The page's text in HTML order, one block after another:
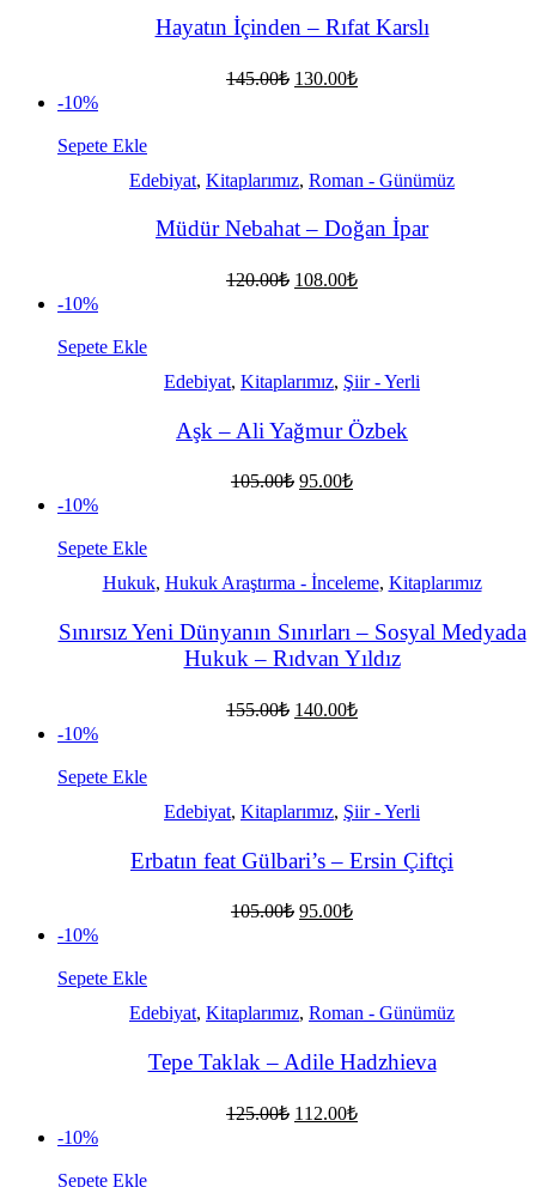
Hayatın İçinden – Rıfat Karslı
145.00₺ Orijinal
130.00₺Şu
-10%
Sepete Ekle
Edebiyat, Kitaplarımız, Roman - Günümüz
Müdür Nebahat – Doğan İpar
120.00₺ Orijinal
108.00₺Şu
-10%
Sepete Ekle
Edebiyat, Kitaplarımız, Şiir - Yerli
Aşk – Ali Yağmur Özbek
105.00₺ Orijinal
95.00₺Şu
-10%
Sepete Ekle
Hukuk, Hukuk Araştırma - İnceleme, Kitaplarımız
Sınırsız Yeni Dünyanın Sınırları – Sosyal Medyada
Hukuk – Rıdvan Yıldız
155.00₺ Orijinal
140.00₺Şu
-10%
Sepete Ekle
Edebiyat, Kitaplarımız, Şiir - Yerli
Erbatın feat Gülbari’s – Ersin Çiftçi
105.00₺ Orijinal
95.00₺Şu
-10%
Sepete Ekle
Edebiyat, Kitaplarımız, Roman - Günümüz
Tepe Taklak – Adile Hadzhieva
125.00₺ Orijinal
112.00₺Şu
-10%
Sepete Ekle